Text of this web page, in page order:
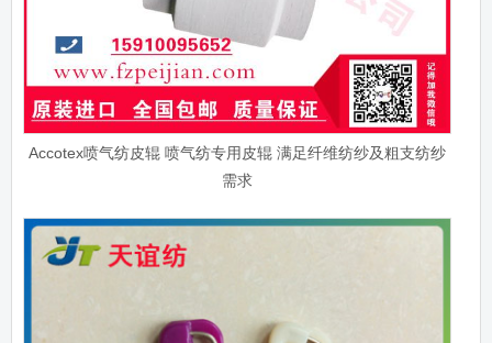
Accotex喷气纺皮辊 喷气纺专用皮辊 满足纤维纺纱及粗支纺纱
需求